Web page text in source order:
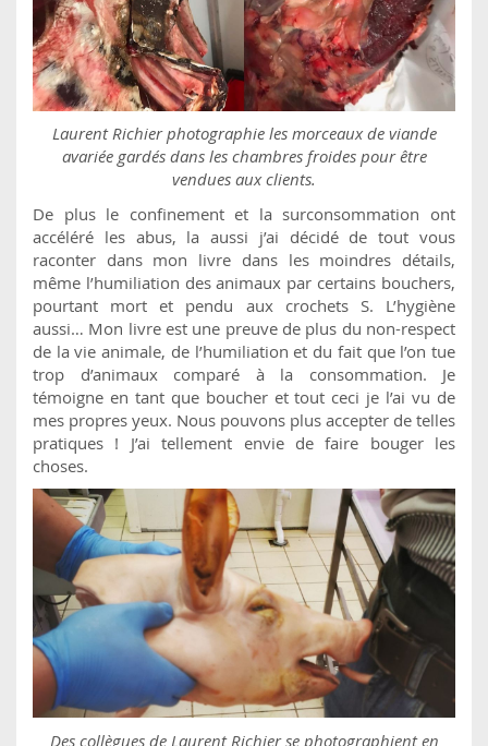
Laurent Richier photographie les morceaux de viande
avariée gardés dans les chambres froides pour être
vendues aux clients.
De plus le confinement et la surconsommation ont
accéléré les abus, la aussi j’ai décidé de tout vous
raconter dans mon livre dans les moindres détails,
même l’humiliation des animaux par certains bouchers,
pourtant mort et pendu aux crochets S. L’hygiène
aussi… Mon livre est une preuve de plus du non-respect
de la vie animale, de l’humiliation et du fait que l’on tue
trop d’animaux comparé à la consommation. Je
témoigne en tant que boucher et tout ceci je l’ai vu de
mes propres yeux. Nous pouvons plus accepter de telles
pratiques ! J’ai tellement envie de faire bouger les
choses.
Des collègues de Laurent Richier se photographient en